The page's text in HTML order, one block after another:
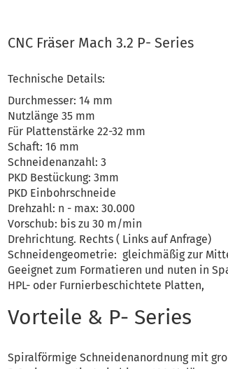
CNC Fräser Mach 3.2 P- Series
Technische Details:
Durchmesser: 14 mm
Nutzlänge 35 mm
Für Plattenstärke 22-32 mm
Schaft: 16 mm
Schneidenanzahl: 3
PKD Bestückung: 3mm
PKD Einbohrschneide
Drehzahl: n - max: 30.000
Vorschub: bis zu 30 m/min
Drehrichtung. Rechts ( Links auf Anfrage)
Schneidengeometrie: gleichmäßig zur
Geeignet zum Formatieren und nuten in
HPL- oder Furnierbeschichtete Platten,
Vorteile & P- Series
Spiralförmige Schneidenanordnung mit